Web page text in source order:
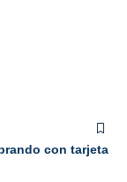
con tarjeta